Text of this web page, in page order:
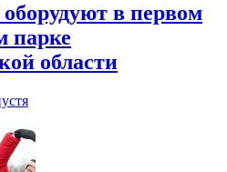
в первом
парке
области